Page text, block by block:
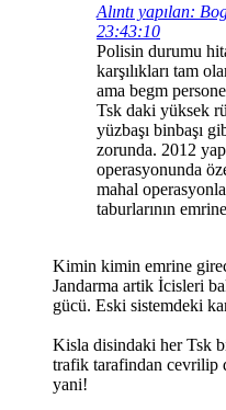
Alıntı yapılan:
23:43:10
Polisin durumu
karşılıkları tam
ama begm
Tsk daki yüksek
yüzbaşı binbaşı
zorunda. 2012
operasyonunda
mahal
taburlarının
Kimin kimin emrine
Jandarma artik İcisleri
gücü. Eski sistemdeki
Kisla disindaki her Tsk
trafik tarafindan cevrilip
yani!